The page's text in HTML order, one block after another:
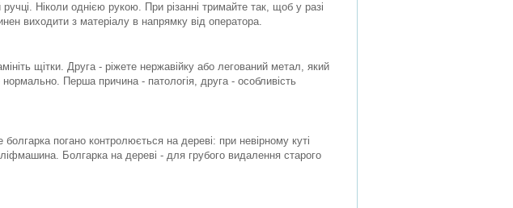
Ніколи однією рукою. При різанні тримайте так, щоб у разі
виходити з матеріалу в напрямку від оператора.
щітки. Друга - ріжете нержавійку або легований метал, який
Перша причина - патологія, друга - особливість
погано контролюється на дереві: при невірному куті
Болгарка на дереві - для грубого видалення старого